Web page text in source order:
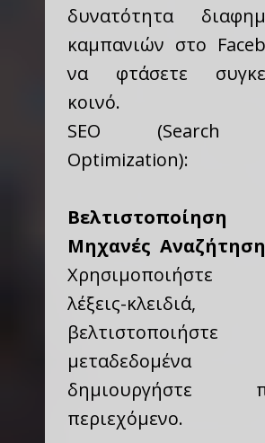
δυνατότητα
καμπανιών στο
να φτάσετε
κοινό.
SEO (Search
Optimization):
Μηχανές
Χρησιμοποιήστε
λέξεις-κλειδιά,
δημιουργήστε
περιεχόμενο.